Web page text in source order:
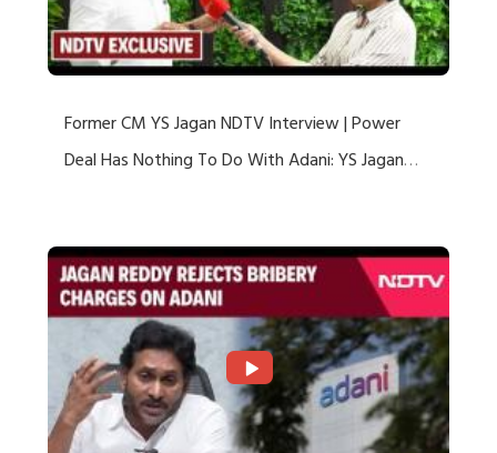
Former CM YS Jagan NDTV Interview | Power
Deal Has Nothing To Do With Adani: YS Jagan